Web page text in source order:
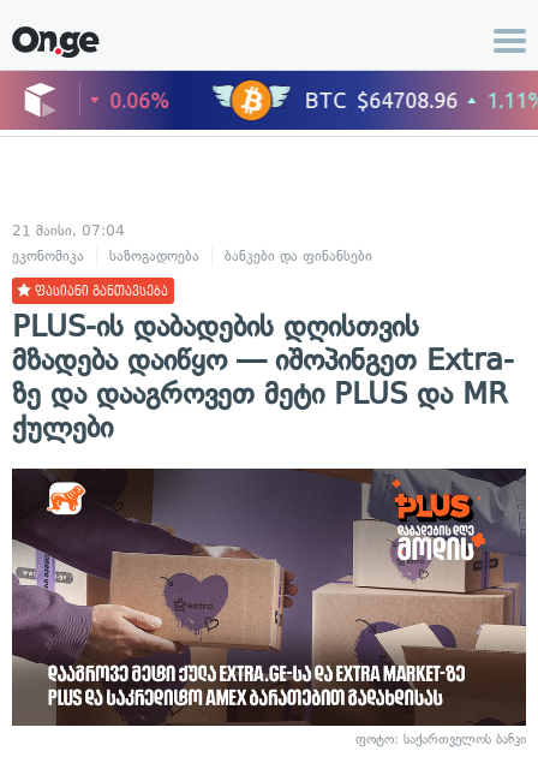
21 მაისი, 07:04
ეკონომიკა
საზოგადოება ბანკები და ფინანსები
ფასიანი განთავსება
PLUS-ის დაბადების დღისთვის
მზადება დაიწყო — იშოპინგეთ Extra-
ზე და დააგროვეთ მეტი PLUS და MR
ქულები
ფოტო: საქართველოს ბანკი